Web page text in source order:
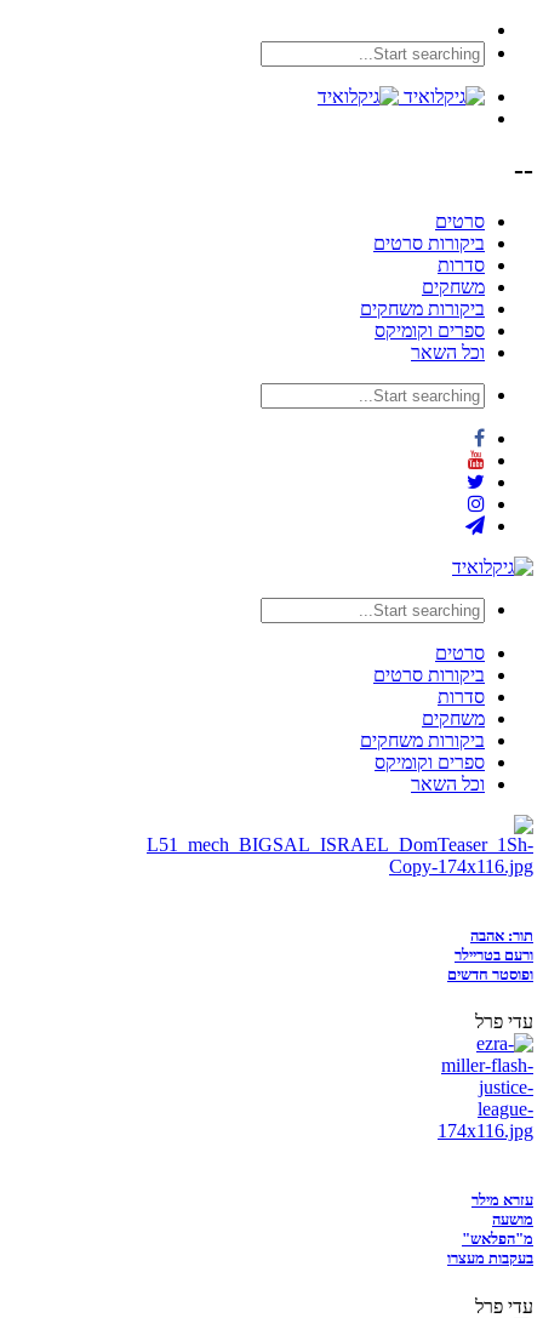
--
סרטים
ביקורות סרטים
סדרות
משחקים
ביקורות משחקים
ספרים וקומיקס
וכל השאר
סרטים
ביקורות סרטים
סדרות
משחקים
ביקורות משחקים
ספרים וקומיקס
וכל השאר
תור: אהבה
ורעם בטריילר
ופוסטר חדשים
עדי פרל
עזרא מילר
מושעה
מ"הפלאש"
בעקבות מעצרו
עדי פרל